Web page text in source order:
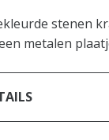
stenen
metalen